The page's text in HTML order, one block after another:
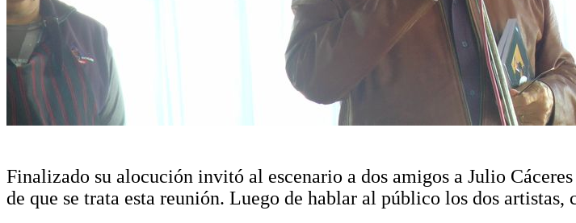
Finalizado su alocución invitó al escenario a dos amigos a Julio
de que se trata esta reunión. Luego de hablar al público los dos